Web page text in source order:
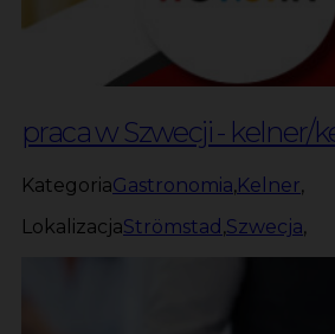
praca w Szwecji - kelner/
KategoriaGastronomia,Kelner,
LokalizacjaStrömstad ,Szwecja,